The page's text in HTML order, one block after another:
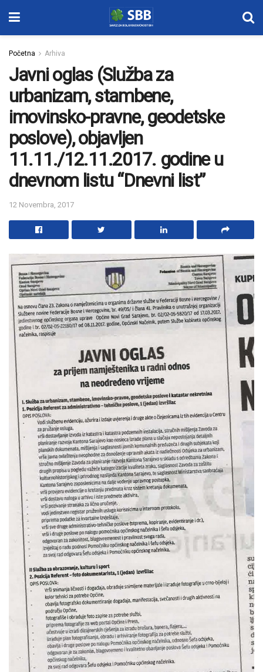
Početna Arhiva
Javni oglas (Služba za
urbanizam, stambene,
imovinsko-pravne, geodetske
poslove), objavljen
11.11./12.11.2017. godine u
dnevnom listu “Dnevni list”
12 Novembra, 2017